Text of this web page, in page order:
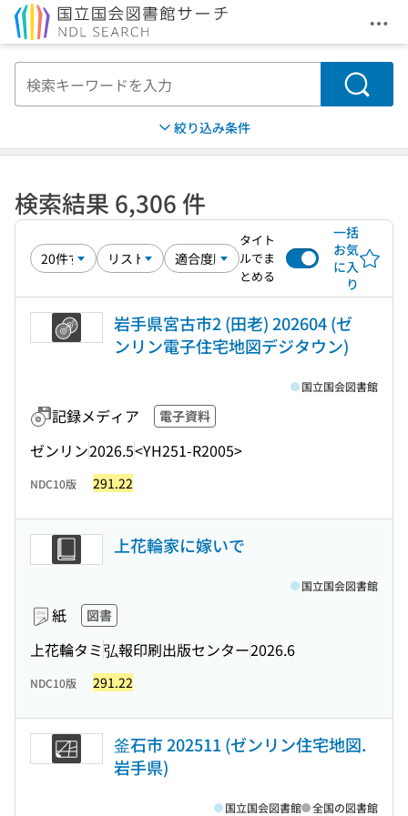
メ
検索
絞り込み条件
検索結果 6,306 件
タイト
ルでま
とめる
一括
お気
に入
り
岩手県宮古市2 (田老) 202604 (ゼ
ンリン電子住宅地図デジタウン)
記録メディア 電子資料
ゼンリン2026.5<YH251-R2005>
国立国会図書館
NDC10版 291.22
上花輪家に嫁いで
紙 図書
上花輪タミ弘報印刷出版センター2026.6
国立国会図書館
NDC10版 291.22
釜石市 202511 (ゼンリン住宅地図.
岩手県)
国立国会図書館 全国の図書館